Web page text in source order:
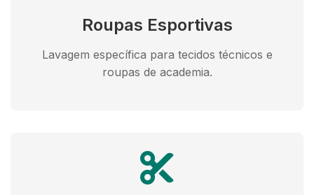
Roupas Esportivas
Lavagem específica para tecidos técnicos e
roupas de academia.